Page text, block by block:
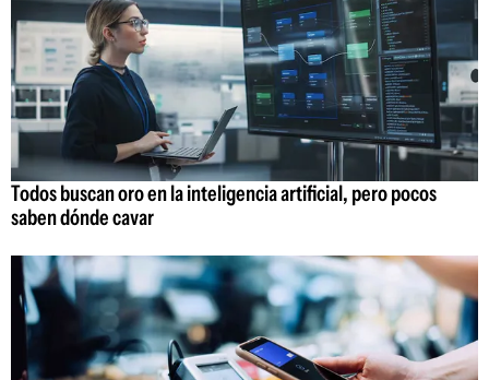
Todos buscan oro en la inteligencia artificial, pero pocos
saben dónde cavar